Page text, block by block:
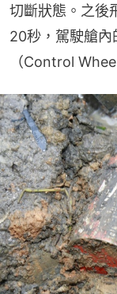
切斷狀態。之後
20秒，駕駛艙內
（Control